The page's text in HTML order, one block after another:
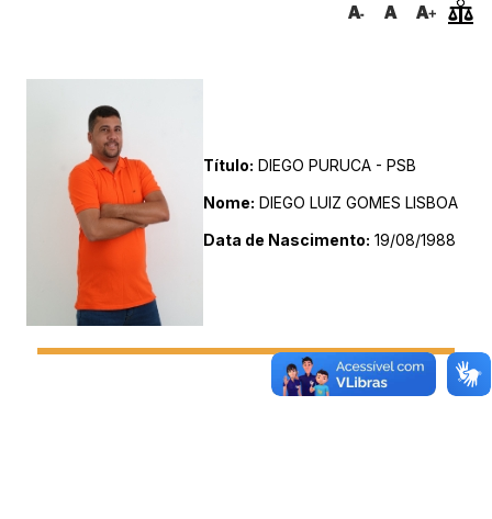
Título: DIEGO PURUCA - PSB
Nome: DIEGO LUIZ GOMES LISBOA
Data de Nascimento: 19/08/1988